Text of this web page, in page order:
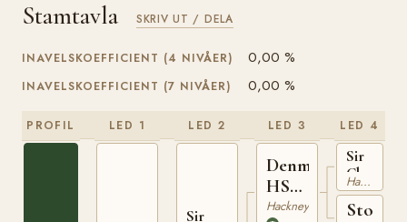
Stamtavla SKRIV UT / DELA
INAVELSKOEFFICIENT (4 NIVÅER) 0,00 %
INAVELSKOEFFICIENT (7 NIVÅER) 0,00 %
PROFIL LED 1 LED 2
Sir
LED 3
Denmark
HSB
117
Hackney
LED 4
Sir
Charles
HSB
768
Hackney
Sto